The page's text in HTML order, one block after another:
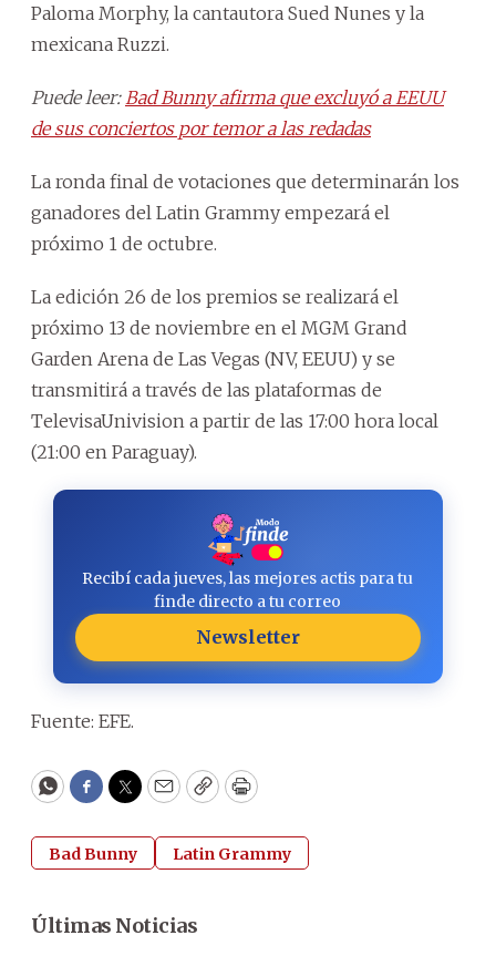
Paloma Morphy, la cantautora Sued Nunes y la
mexicana Ruzzi.
Puede leer: Bad Bunny afirma que excluyó a EEUU
de sus conciertos por temor a las redadas
La ronda final de votaciones que determinarán los
ganadores del Latin Grammy empezará el
próximo 1 de octubre.
La edición 26 de los premios se realizará el
próximo 13 de noviembre en el MGM Grand
Garden Arena de Las Vegas (NV, EEUU) y se
transmitirá a través de las plataformas de
TelevisaUnivision a partir de las 17:00 hora local
(21:00 en Paraguay).
Recibí cada jueves, las mejores actis para tu
finde directo a tu correo
Newsletter
Fuente: EFE.
WhatsApp
Facebook
Twitter
EmailCopyPrint
Bad Bunny Latin Grammy
Últimas Noticias